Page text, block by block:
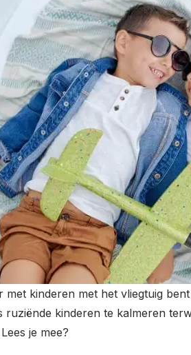
met kinderen met het vliegtuig
ruziënde kinderen te kalmeren
je mee?